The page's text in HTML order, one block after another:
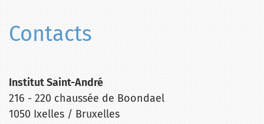
Contacts
Institut Saint-André
216 - 220 chaussée de Boondael
1050 Ixelles / Bruxelles